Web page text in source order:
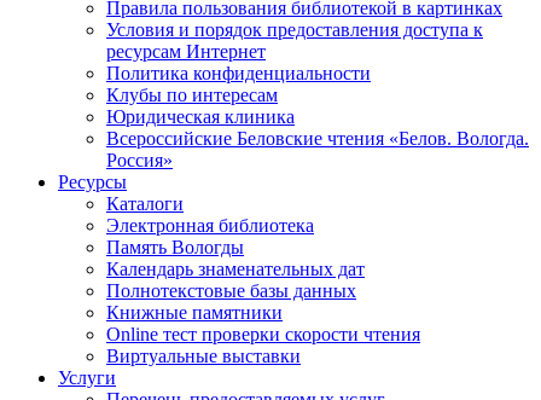
Правила пользования библиотекой в картинках
Условия и порядок предоставления доступа к
ресурсам Интернет
Политика конфиденциальности
Клубы по интересам
Юридическая клиника
Всероссийские Беловские чтения «Белов. Вологда.
Россия»
Ресурсы
Каталоги
Электронная библиотека
Память Вологды
Календарь знаменательных дат
Полнотекстовые базы данных
Книжные памятники
Online тест проверки скорости чтения
Виртуальные выставки
Услуги